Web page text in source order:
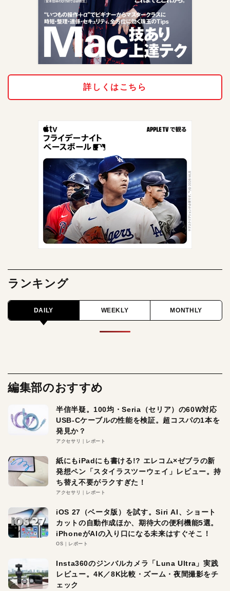
詳しくはこちら
ランキング
DAILY WEEKLY MONTHLY
編集部のおすすめ
半信半疑。100均・Seria（セリア）の60W対応
USB-Cケーブルの性能を検証。超コスパの1本を
発見か？
アクセサリ レポート
紙にもiPadにも書ける!? エレコム×ゼブラの新
発想ペン「スタイラスツーウェイ」レビュー。持
ち替え不要がラクすぎた！
アクセサリ レポート
iOS 27（ベータ版）を試す。Siri AI、ショート
カットの自動作成ほか、期待大の便利機能5選。
iPhoneがAIの入り口になる未来はすぐそこ！
OS レポート
Insta360のジンバルカメラ「Luna Ultra」実践
レビュー。4K／8K比較・ズーム・夜間撮影をチ
ェック